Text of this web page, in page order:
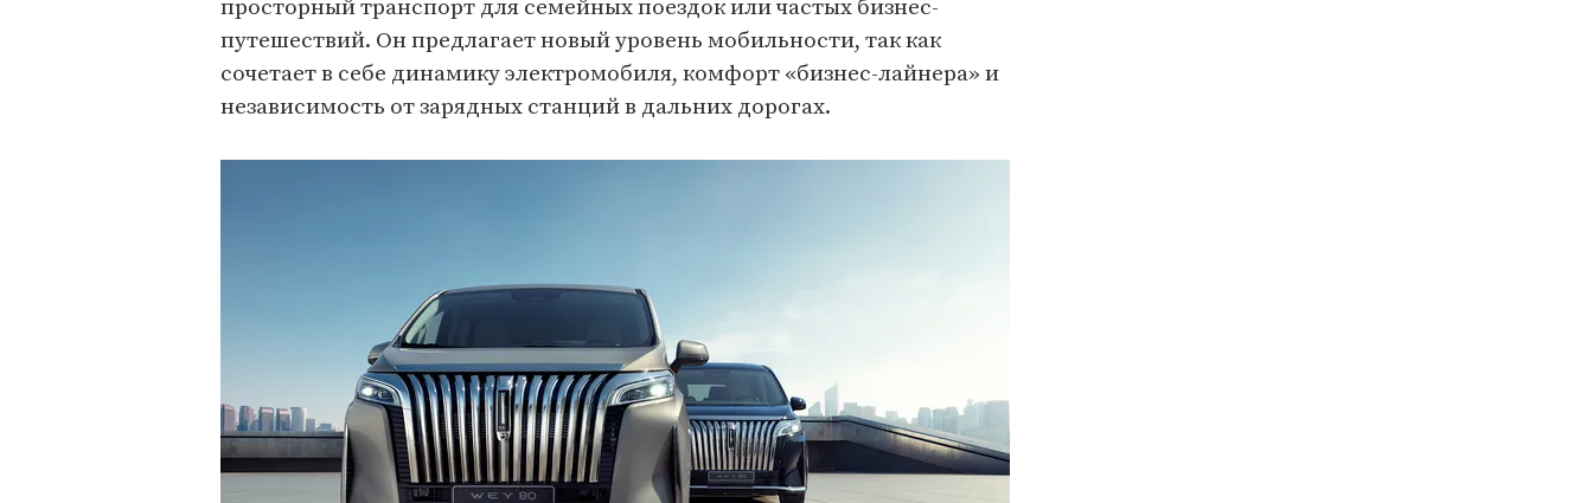
просторный транспорт для семейных поездок или частых бизнес-
путешествий. Он предлагает новый уровень мобильности, так как
сочетает в себе динамику электромобиля, комфорт «бизнес-лайнера» и
независимость от зарядных станций в дальних дорогах.